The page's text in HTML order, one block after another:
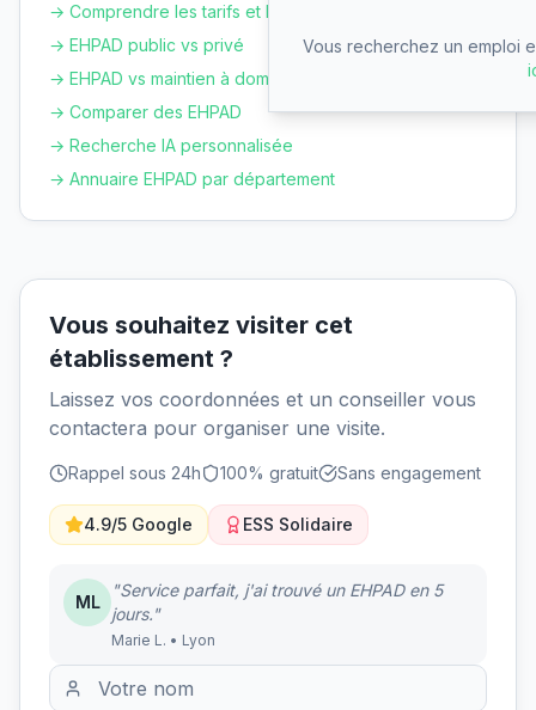
→ Comprendre les tarifs et le GIR
→ EHPAD public vs privé
→ EHPAD vs maintien à domicile
→ Comparer des EHPAD
→ Recherche IA personnalisée
→ Annuaire EHPAD par département
Vous souhaitez visiter cet
établissement ?
Laissez vos coordonnées et un conseiller vous
contactera pour organiser une visite.
Rappel sous 24h 100% gratuit Sans engagement
4.9/5 Google ESS Solidaire
ML
"Service parfait, j'ai trouvé un EHPAD en 5
jours."
Marie L. • Lyon
Vous recherchez un emploi